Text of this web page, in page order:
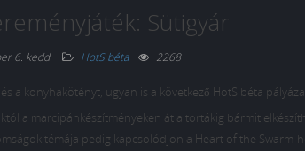
Sütigyár
6. kedd. HotS béta 2268
a konyhakötényt, ugyan is a következő HotS béta
a marcipánkészítményeken át a tortákig bármit
témája pedig kapcsolódjon a Heart of the Swarm-